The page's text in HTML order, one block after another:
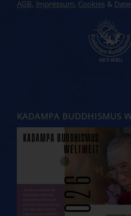
AGB , Impressum, Cookies&
KADAMPA BUDDHISMUS